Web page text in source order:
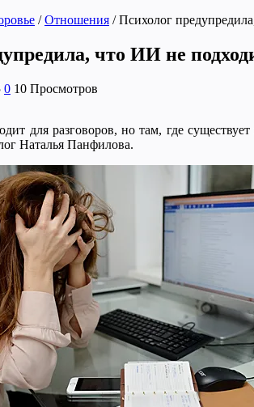
/ Отношения / Психолог
что ИИ не
0 10 Просмотров
для разговоров, но там, где
Наталья Панфилова.